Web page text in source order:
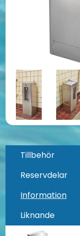
Tillbehör
Reservdelar
Information
Liknande